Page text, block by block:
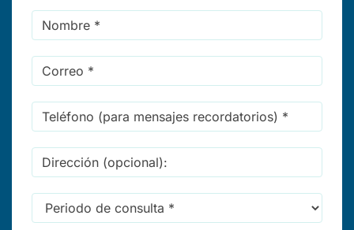
Name*
Email
Address*
Phone
Number
(for
text
reminders)*
Dirección
(opcional):
Consultation
Time*